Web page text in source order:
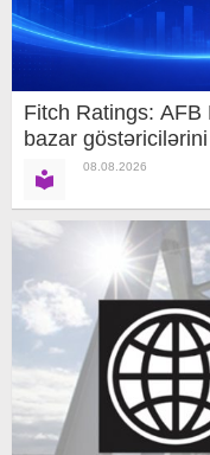
Fitch Ratings: AFB
bazar
08.08.2026